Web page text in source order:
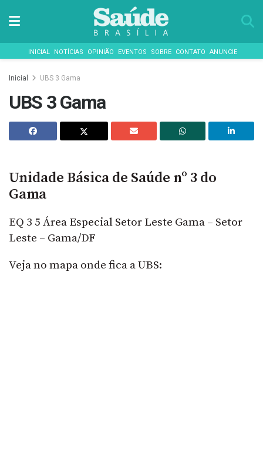
INICIAL NOTÍCIAS OPINIÃO EVENTOS SOBRE CONTATO ANUNCIE
Inicial UBS 3 Gama
UBS 3 Gama
Unidade Básica de Saúde nº 3 do
Gama
EQ 3 5 Área Especial Setor Leste Gama – Setor
Leste – Gama/DF
Veja no mapa onde fica a UBS: